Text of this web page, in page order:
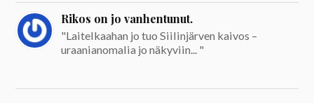
Rikos on jo vanhentunut.
"Laitelkaahan jo tuo Siilinjärven kaivos –
uraanianomalia jo näkyviin... "